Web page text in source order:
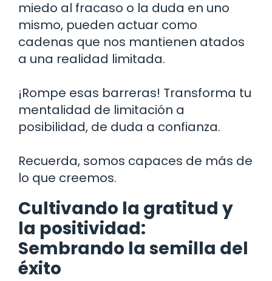
miedo al fracaso o la duda en uno
mismo, pueden actuar como
cadenas que nos mantienen atados
a una realidad limitada.
¡Rompe esas barreras! Transforma tu
mentalidad de limitación a
posibilidad, de duda a confianza.
Recuerda, somos capaces de más de
lo que creemos.
Cultivando la gratitud y
la positividad:
Sembrando la semilla del
éxito